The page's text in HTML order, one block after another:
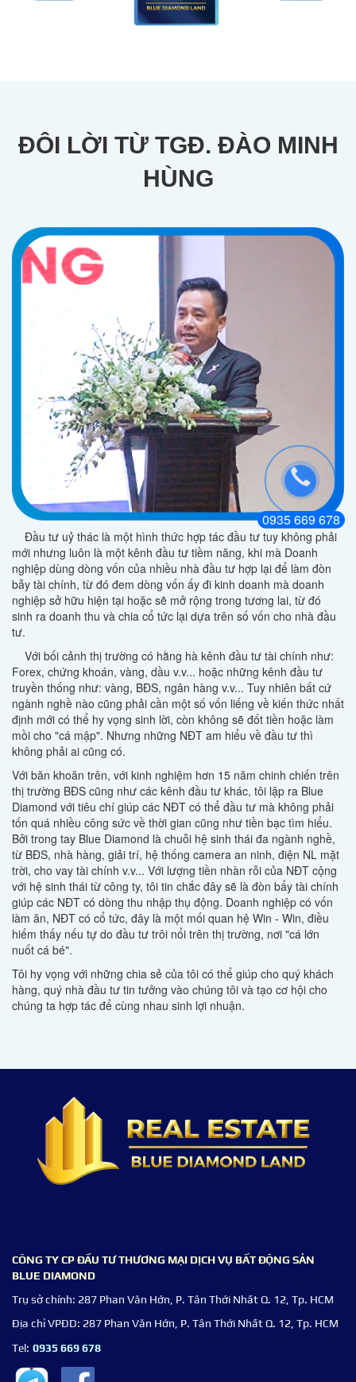
ĐÔI LỜI TỪ TGĐ. ĐÀO MINH
HÙNG
Đầu tư uỷ thác là một hình thức hợp tác đầu tư tuy không phải
mới nhưng luôn là một kênh đầu tư tiềm năng, khi mà Doanh
nghiệp dùng dòng vốn của nhiều nhà đầu tư hợp lại để làm đòn
bẫy tài chính, từ đó đem dòng vốn ấy đi kinh doanh mà doanh
nghiệp sở hữu hiện tại hoặc sẽ mở rộng trong tương lai, từ đó
sinh ra doanh thu và chia cổ tức lại dựa trên số vốn cho nhà đầu
tư.
Với bối cảnh thị trường có hằng hà kênh đầu tư tài chính như:
Forex, chứng khoán, vàng, dầu v.v... hoặc những kênh đầu tư
truyền thống như: vàng, BĐS, ngân hàng v.v... Tuy nhiên bất cứ
ngành nghề nào cũng phải cần một số vốn liếng về kiến thức nhất
định mới có thể hy vọng sinh lời, còn không sẽ đốt tiền hoặc làm
mồi cho "cá mập". Nhưng những NĐT am hiểu về đầu tư thì
không phải ai cũng có.
Với băn khoăn trên, với kinh nghiệm hơn 15 năm chinh chiến trên
thị trường BĐS cũng như các kênh đầu tư khác, tôi lập ra Blue
Diamond với tiêu chí giúp các NĐT có thể đầu tư mà không phải
tốn quá nhiều công sức về thời gian cũng như tiền bạc tìm hiểu.
Bởi trong tay Blue Diamond là chuỗi hệ sinh thái đa ngành nghề,
từ BĐS, nhà hàng, giải trí, hệ thống camera an ninh, điện NL mặt
trời, cho vay tài chính v.v... Với lượng tiền nhàn rỗi của NĐT cộng
với hệ sinh thái từ công ty, tôi tin chắc đây sẽ là đòn bẩy tài chính
giúp các NĐT có dòng thu nhập thụ động. Doanh nghiệp có vốn
làm ăn, NĐT có cổ tức, đây là một mối quan hệ Win - Win, điều
hiếm thấy nếu tự do đầu tư trôi nổi trên thị trường, nơi "cá lớn
nuốt cá bé".
Tôi hy vọng với những chia sẻ của tôi có thể giúp cho quý khách
hàng, quý nhà đầu tư tin tưởng vào chúng tôi và tạo cơ hội cho
chúng ta hợp tác để cùng nhau sinh lợi nhuận.
CÔNG TY CP ĐẦU TƯ THƯƠNG MẠI DỊCH VỤ BẤT ĐỘNG SẢN
BLUE DIAMOND
Trụ sở chính: 287 Phan Văn Hớn, P. Tân Thới Nhất Q. 12, Tp. HCM
Địa chỉ VPĐD: 287 Phan Văn Hớn, P. Tân Thới Nhất Q. 12, Tp. HCM
Tel: 0935 669 678
0935 669 678